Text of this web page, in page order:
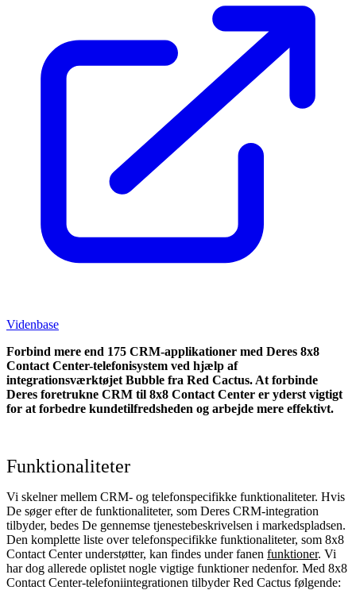
Videnbase
Forbind mere end 175 CRM-applikationer med Deres 8x8
Contact Center-telefonisystem ved hjælp af
integrationsværktøjet Bubble fra Red Cactus. At forbinde
Deres foretrukne CRM til 8x8 Contact Center er yderst vigtigt
for at forbedre kundetilfredsheden og arbejde mere effektivt.
Funktionaliteter
Vi skelner mellem CRM- og telefonspecifikke funktionaliteter. Hvis
De søger efter de funktionaliteter, som Deres CRM-integration
tilbyder, bedes De gennemse tjenestebeskrivelsen i markedspladsen.
Den komplette liste over telefonspecifikke funktionaliteter, som 8x8
Contact Center understøtter, kan findes under fanen funktioner. Vi
har dog allerede oplistet nogle vigtige funktioner nedenfor. Med 8x8
Contact Center-telefoniintegrationen tilbyder Red Cactus følgende: